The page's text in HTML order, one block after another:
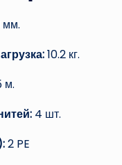
мм.
10.2 кг.
м.
4 шт.
2 PE